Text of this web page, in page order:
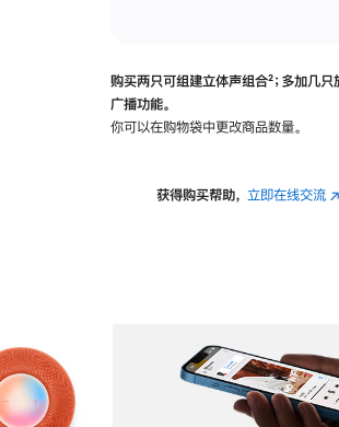
购买两只可组建立体声组合脚
²；多加几
广播功能。
你可以在购物袋中更改商品数量。
获得购买帮助， 立即在线交流(在
图库 图像 图库 图像 4